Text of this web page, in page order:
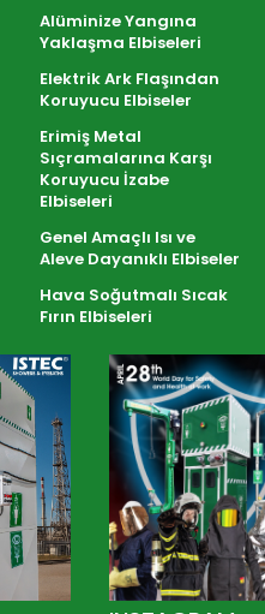
Alüminize Yangına
Yaklaşma Elbiseleri
Elektrik Ark Flaşından
Koruyucu Elbiseler
Erimiş Metal
Sıçramalarına Karşı
Koruyucu İzabe
Elbiseleri
Genel Amaçlı Isı ve
Aleve Dayanıklı Elbiseler
Hava Soğutmalı Sıcak
Fırın Elbiseleri